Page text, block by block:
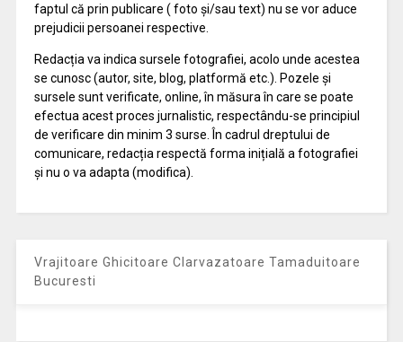
faptul că prin publicare ( foto și/sau text) nu se vor aduce
prejudicii persoanei respective.
Redacția va indica sursele fotografiei, acolo unde acestea
se cunosc (autor, site, blog, platformă etc.). Pozele și
sursele sunt verificate, online, în măsura în care se poate
efectua acest proces jurnalistic, respectându-se principiul
de verificare din minim 3 surse. În cadrul dreptului de
comunicare, redacția respectă forma inițială a fotografiei
și nu o va adapta (modifica).
Vrajitoare Ghicitoare Clarvazatoare Tamaduitoare
Bucuresti